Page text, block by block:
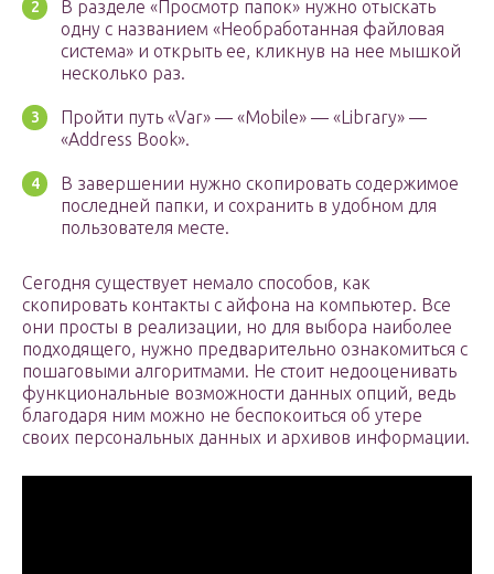
В разделе «Просмотр папок» нужно отыскать
одну с названием «Необработанная файловая
система» и открыть ее, кликнув на нее мышкой
несколько раз.
Пройти путь «Var» — «Mobile» — «Library» —
«Address Book».
В завершении нужно скопировать содержимое
последней папки, и сохранить в удобном для
пользователя месте.
Сегодня существует немало способов, как
скопировать контакты с айфона на компьютер. Все
они просты в реализации, но для выбора наиболее
подходящего, нужно предварительно ознакомиться с
пошаговыми алгоритмами. Не стоит недооценивать
функциональные возможности данных опций, ведь
благодаря ним можно не беспокоиться об утере
своих персональных данных и архивов информации.